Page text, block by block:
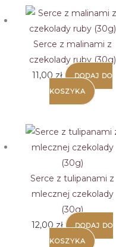
Serce z malinami z
czekolady ruby (30g)
11,00 zł
DODAJ DO
KOSZYKA
Serce z tulipanami z
mlecznej czekolady
(30g)
12,00 zł
DODAJ DO
KOSZYKA